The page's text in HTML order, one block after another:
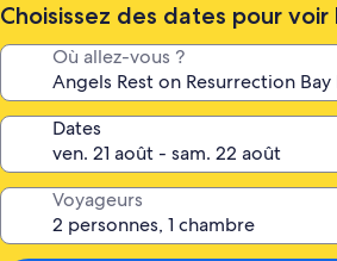
Choisissez des dates pour voir
Où allez-vous ?
Dates
Voyageurs